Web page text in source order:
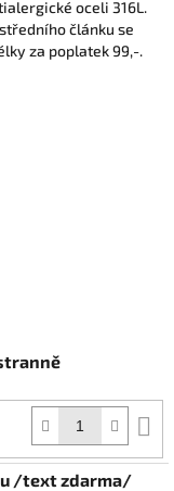
oceli 316L.
článku se
za poplatek 99,-.
/text zdarma/